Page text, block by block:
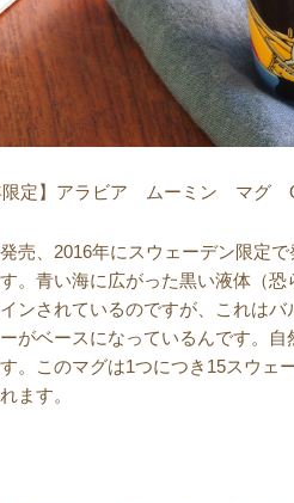
限定】アラビア ムーミン マグ
売、2016年にスウェーデン限定
。青い海に広がった黒い液体（
ンされているのですが、これは
がベースになっているんです。
。このマグは1つにつき15スウェ
ます。